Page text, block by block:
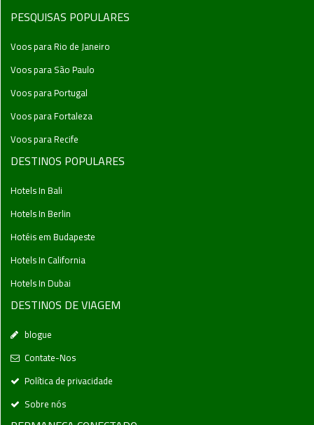
PESQUISAS POPULARES
Voos para Rio de Janeiro
Voos para São Paulo
Voos para Portugal
Voos para Fortaleza
Voos para Recife
DESTINOS POPULARES
Hotels In Bali
Hotels In Berlin
Hotéis em Budapeste
Hotels In California
Hotels In Dubai
DESTINOS DE VIAGEM
blogue
Contate-Nos
Política de privacidade
Sobre nós